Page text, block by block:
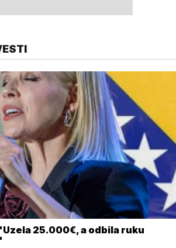
"Uzela 25.000€, a odbila ruku